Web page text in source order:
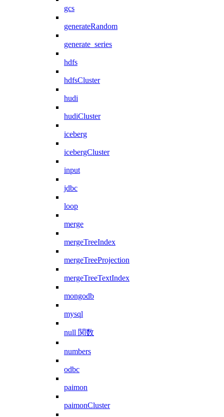
gcs
generateRandom
generate_series
hdfs
hdfsCluster
hudi
hudiCluster
iceberg
icebergCluster
input
jdbc
loop
merge
mergeTreeIndex
mergeTreeProjection
mergeTreeTextIndex
mongodb
mysql
null 関数
numbers
odbc
paimon
paimonCluster